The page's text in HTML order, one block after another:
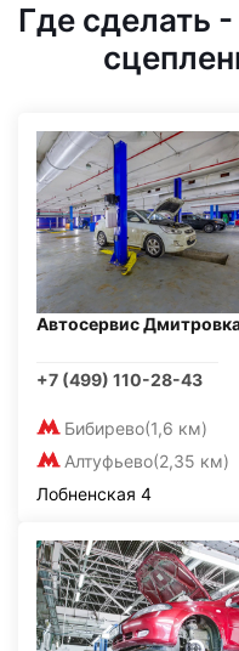
Где сделать
Автосервис
+7 (499) 110-28-43
Бибирево(1,6 км)
Алтуфьево(2,35 км)
Лобненская 4